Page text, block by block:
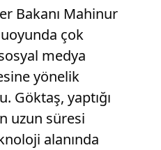
Bakanı Mahinur
çok
medya
yönelik
Göktaş, yaptığı
uzun süresi
alanında